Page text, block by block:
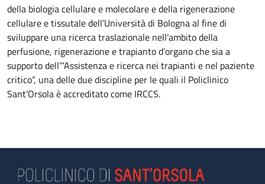
della biologia cellulare e molecolare e della rigenerazione
cellulare e tissutale dell’Università di Bologna al fine di
sviluppare una ricerca traslazionale nell’ambito della
perfusione, rigenerazione e trapianto d’organo che sia a
supporto dell’”Assistenza e ricerca nei trapianti e nel paziente
critico”, una delle due discipline per le quali il Policlinico
Sant’Orsola è accreditato come IRCCS.